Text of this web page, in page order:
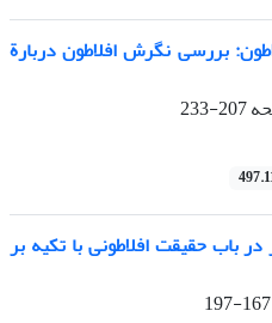
بررسی نگرش افلاطون دربارة
207-233
باب حقیقت افلاطونی با تکیه بر
167-197